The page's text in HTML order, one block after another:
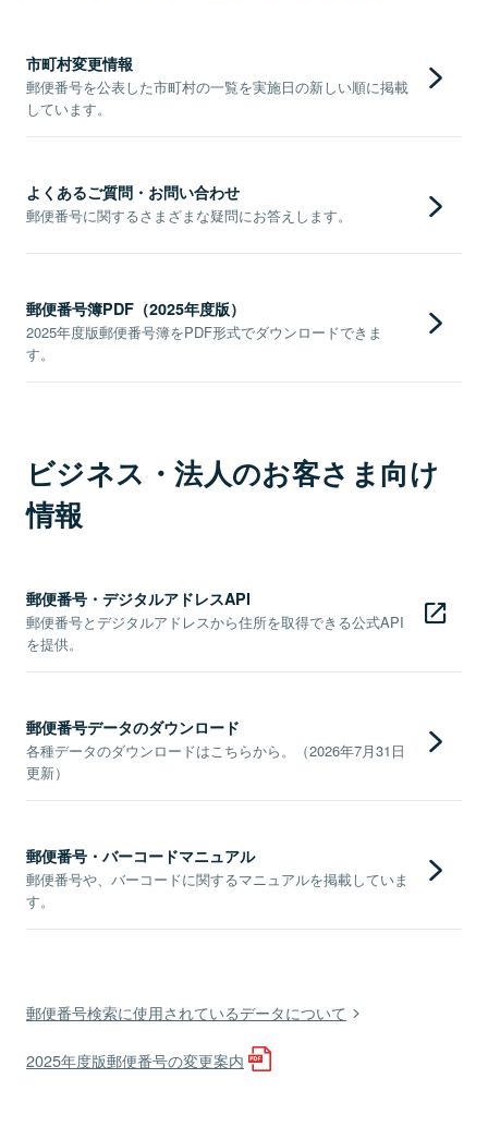
市町村変更情報
郵便番号を公表した市町村の一覧を実施日の新しい順に掲載
しています。
よくあるご質問・お問い合わせ
郵便番号に関するさまざまな疑問にお答えします。
郵便番号簿PDF（2025年度版）
2025年度版郵便番号簿をPDF形式でダウンロードできま
す。
ビジネス・法人のお客さま向け
情報
郵便番号・デジタルアドレスAPI
郵便番号とデジタルアドレスから住所を取得できる公式API
を提供。
郵便番号データのダウンロード
各種データのダウンロードはこちらから。（2026年7月31日
更新）
郵便番号・バーコードマニュアル
郵便番号や、バーコードに関するマニュアルを掲載していま
す。
郵便番号検索に使用されているデータについて
2025年度版郵便番号の変更案内